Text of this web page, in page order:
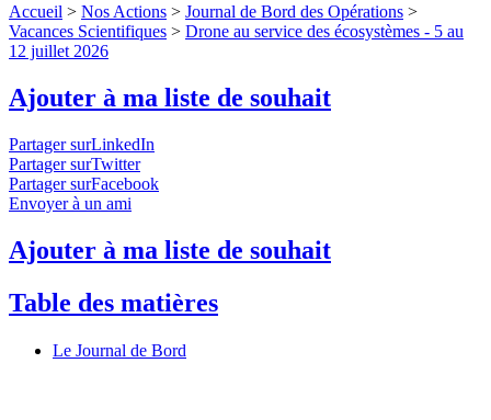
Accueil > Nos Actions > Journal de Bord des Opérations >
Vacances Scientifiques > Drone au service des écosystèmes - 5 au
12 juillet 2026
Ajouter à ma liste de souhait
Partager surLinkedIn
Partager surTwitter
Partager surFacebook
Envoyer à un ami
Ajouter à ma liste de souhait
Table des matières
Le Journal de Bord